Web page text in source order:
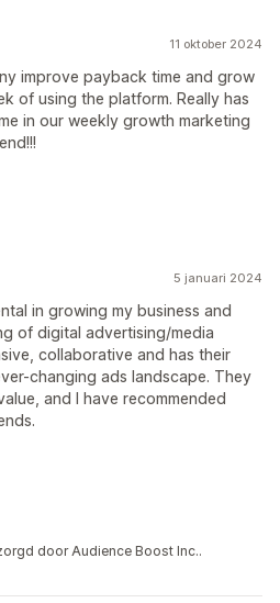
11 oktober 2024
improve payback time and grow
of using the platform. Really has
in our weekly growth marketing
5 januari 2024
in growing my business and
of digital advertising/media
collaborative and has their
changing ads landscape. They
and I have recommended
door Audience Boost Inc..